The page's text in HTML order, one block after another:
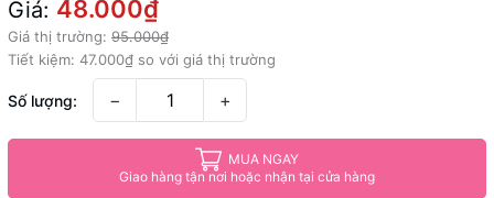
Giá: 48.000₫
Giá thị trường: 95.000₫
Tiết kiệm: 47.000₫ so với giá thị trường
Số lượng: − +
MUA NGAY
Giao hàng tận nơi hoặc nhận tại cửa hàng